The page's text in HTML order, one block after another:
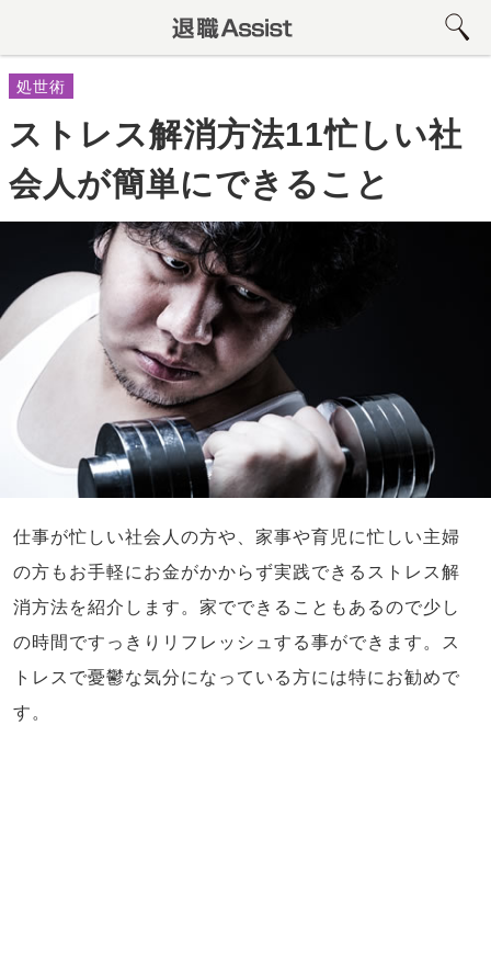
処世術
ストレス解消方法11忙しい社
会人が簡単にできること
仕事が忙しい社会人の方や、家事や育児に忙しい主婦
の方もお手軽にお金がかからず実践できるストレス解
消方法を紹介します。家でできることもあるので少し
の時間ですっきりリフレッシュする事ができます。ス
トレスで憂鬱な気分になっている方には特にお勧めで
す。